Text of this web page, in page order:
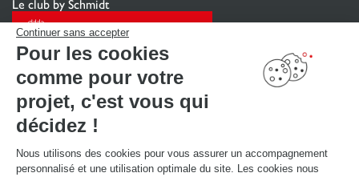
Continuer sans accepter
Pour les cookies
comme pour votre
projet, c'est vous qui
décidez !
Nous utilisons des cookies pour vous assurer un accompagnement
personnalisé et une utilisation optimale du site. Les cookies nous
Le club by Schmidt
PRENDRE RENDEZ-VOUS
LIENS UTILES
Promotions
Guides de poses et d’entretien
Consulter notre catalogue
À PROPOS